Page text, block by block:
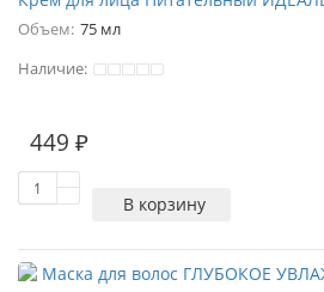
Объем: 75 мл
Наличие:
449 ₽
В корзину